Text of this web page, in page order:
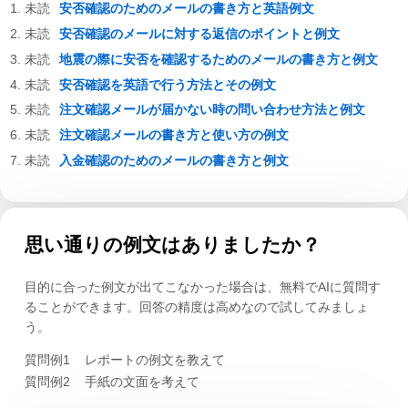
安否確認のためのメールの書き方と英語例文
安否確認のメールに対する返信のポイントと例文
地震の際に安否を確認するためのメールの書き方と例文
安否確認を英語で行う方法とその例文
注文確認メールが届かない時の問い合わせ方法と例文
注文確認メールの書き方と使い方の例文
入金確認のためのメールの書き方と例文
思い通りの例文はありましたか？
目的に合った例文が出てこなかった場合は、無料でAIに質問す
ることができます。回答の精度は高めなので試してみましょ
う。
質問例1
レポートの例文を教えて
質問例2
手紙の文面を考えて